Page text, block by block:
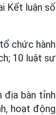
Kết luận số
chức hành
10 luật sư
địa bàn tỉnh
hoạt động